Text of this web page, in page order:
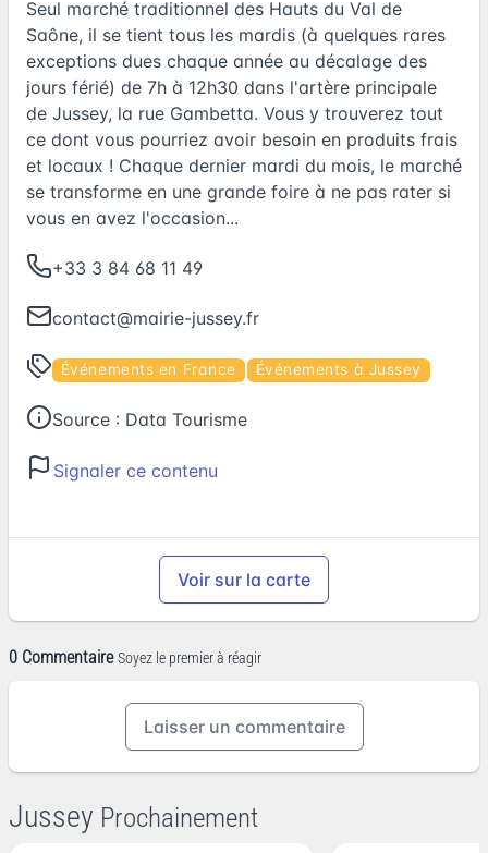
Seul marché traditionnel des Hauts du Val de
Saône, il se tient tous les mardis (à quelques rares
exceptions dues chaque année au décalage des
jours férié) de 7h à 12h30 dans l'artère principale
de Jussey, la rue Gambetta. Vous y trouverez tout
ce dont vous pourriez avoir besoin en produits frais
et locaux ! Chaque dernier mardi du mois, le marché
se transforme en une grande foire à ne pas rater si
vous en avez l'occasion...
+33 3 84 68 11 49
contact@mairie-jussey.fr
Événements en France Événements à Jussey
Source : Data Tourisme
Signaler ce contenu
Voir sur la carte
0 Commentaire Soyez le premier à réagir
Laisser un commentaire
Jussey Prochainement